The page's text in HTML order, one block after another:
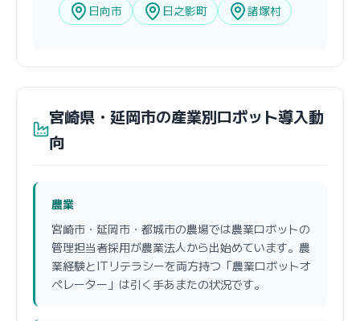
日向市
日之影町 諸塚村
宮崎県・延岡市の産業別ロボット導入動
向
農業
宮崎市・延岡市・都城市の農場では農業ロボットの
管理担当者採用が農業法人から出始めています。農
業経験とITリテラシーを両方持つ「農業ロボットオ
ペレーター」は引く手あまたの状況です。